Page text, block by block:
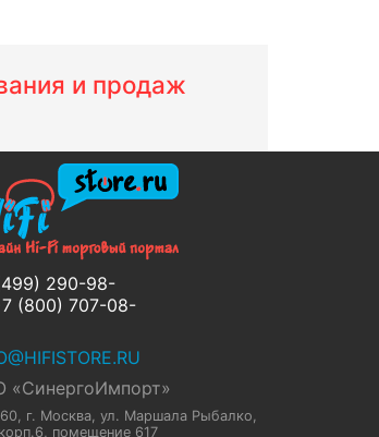
и продаж
290-98-
(800) 707-08-
«СинергоИмпорт»
г. Москва ул. Маршала Рыбалко,
помещение 617